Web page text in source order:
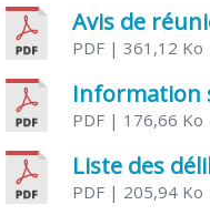
PDF | 361,12 Ko
PDF | 176,66 Ko
PDF | 205,94 Ko